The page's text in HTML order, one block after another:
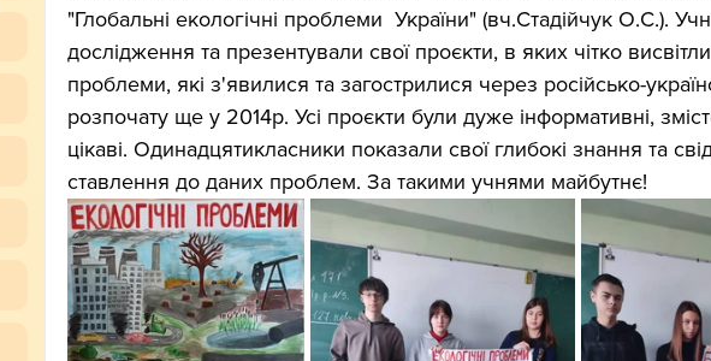
"Глобальні екологічні проблеми  України" (вч.Стадійчук О.С.).
дослідження та презентували свої проєкти, в яких чітко
проблеми, які з'явилися та загострилися через російсько-
розпочату ще у 2014р. Усі проєкти були дуже інформативні,
цікаві. Одинадцятикласники показали свої глибокі знання та
ставлення до даних проблем. За такими учнями майбутнє!